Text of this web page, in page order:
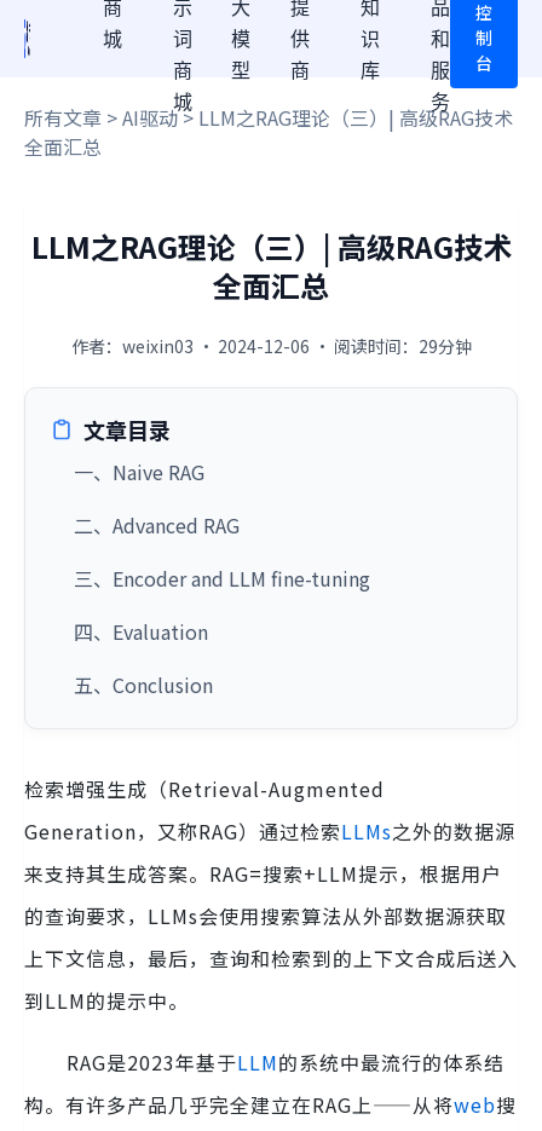
商
城
示
词
商
城
大
模
型
提
供
商
知
识
库
品
和
服
务
控
制
台
所有文章 >AI驱动> LLM之RAG理论（三）| 高级RAG技术
全面汇总
LLM之RAG理论（三）| 高级RAG技术
全面汇总
作者：weixin03 · 2024-12-06 · 阅读时间：29分钟
文章目录
一、Naive RAG
二、Advanced RAG
三、Encoder and LLM fine-tuning
四、Evaluation
五、Conclusion
检索增强生成（Retrieval-Augmented
Generation，又称RAG）通过检索LLMs之外的数据源
来支持其生成答案。RAG=搜索+LLM提示，根据用户
的查询要求，LLMs会使用搜索算法从外部数据源获取
上下文信息，最后，查询和检索到的上下文合成后送入
到LLM的提示中。
RAG是2023年基于LLM的系统中最流行的体系结
构。有许多产品几乎完全建立在RAG上——从将web搜